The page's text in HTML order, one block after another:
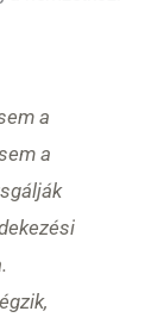
a
a